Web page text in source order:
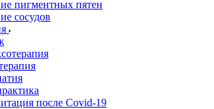
пигментных пятен
сосудов
после Covid-19